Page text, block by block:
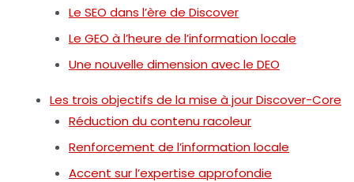
Le SEO dans l’ère de Discover
Le GEO à l’heure de l’information locale
Une nouvelle dimension avec le DEO
Les trois objectifs de la mise à jour Discover-Core
Réduction du contenu racoleur
Renforcement de l’information locale
Accent sur l’expertise approfondie